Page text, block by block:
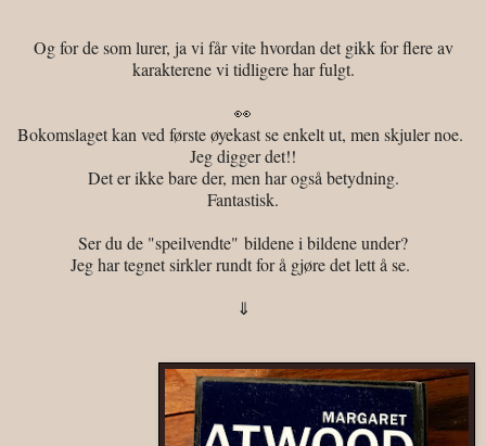
Og for de som lurer, ja vi får vite hvordan det gikk for flere av
karakterene vi tidligere har fulgt.
👀
Bokomslaget kan ved første øyekast se enkelt ut, men skjuler noe.
Jeg digger det!!
Det er ikke bare der, men har også betydning.
Fantastisk.
Ser du de "speilvendte" bildene i bildene under?
Jeg har tegnet sirkler rundt for å gjøre det lett å se.
⇓